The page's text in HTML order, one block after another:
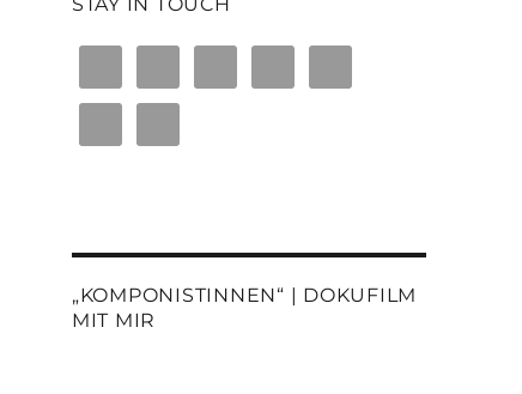
„KOMPONISTINNEN“ | DOKUFILM
MIT MIR